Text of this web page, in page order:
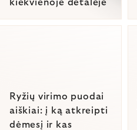
kiekvienoje detalėje
Ryžių virimo puodai
aiškiai: į ką atkreipti
dėmesį ir kas